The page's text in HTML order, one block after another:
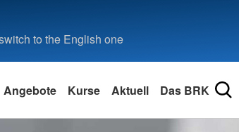
to the English one
Angebote Kurse Aktuell Das BRK